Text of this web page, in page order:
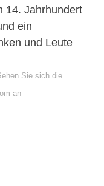
14. Jahrhundert
ein
und Leute
Sie sich die
an